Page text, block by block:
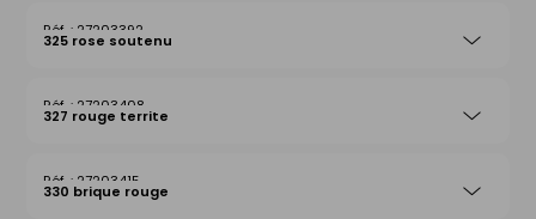
27203392
325 rose soutenu
27203408
327 rouge territe
27203415
330 brique rouge